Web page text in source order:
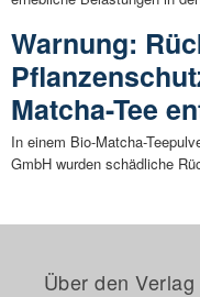
Warnung:
Matcha-Tee
In einem Bio-Matcha-
GmbH wurden schädliche
Über den Verlag